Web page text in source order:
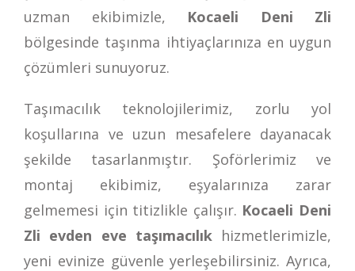
uzman ekibimizle, Kocaeli Deni Zli
bölgesinde taşınma ihtiyaçlarınıza en uygun
çözümleri sunuyoruz.
Taşımacılık teknolojilerimiz, zorlu yol
koşullarına ve uzun mesafelere dayanacak
şekilde tasarlanmıştır. Şoförlerimiz ve
montaj ekibimiz, eşyalarınıza zarar
gelmemesi için titizlikle çalışır. Kocaeli Deni
Zli evden eve taşımacılıkhizmetlerimizle,
yeni evinize güvenle yerleşebilirsiniz. Ayrıca,